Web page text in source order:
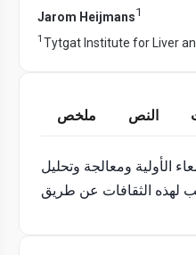
Jarom Heijmans1
1 Tytgat Institute for Liver
ملخص النص
الأولية ومعالجة وتحليل